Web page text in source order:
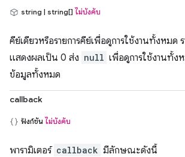
string | string[] ไม่บังคับ
คีย์เดียวหรือรายการคีย์เพื่อดูการใช้งานทั้งหมด ร
แสดงผลเป็น 0 ส่ง null เพื่อดูการใช้งานทั้
ข้อมูลทั้งหมด
callback
ฟังก์ชัน ไม่บังคับ
พารามิเตอร์ callback มีลักษณะดังนี้